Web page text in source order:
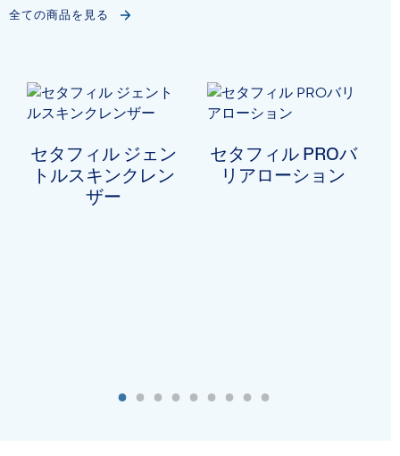
全ての商品を見る
セタフィル ジェン
トルスキンクレン
ザー
セタフィル PROバ
リアローション